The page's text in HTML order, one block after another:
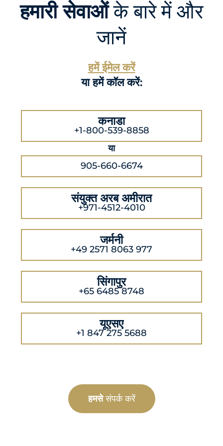
हमारी सेवाओंके बारे में और
जानें
हमें ईमेल करें
या हमें कॉल करें:
कनाडा
+1-800-539-8858
या
905-660-6674
संयुक्त अरब अमीरात
+971-4512-4010
जर्मनी
+49 2571 8063 977
सिंगापुर
+65 6485 8748
यूएसए
+1 847 275 5688
हमसेसंपर्क करें